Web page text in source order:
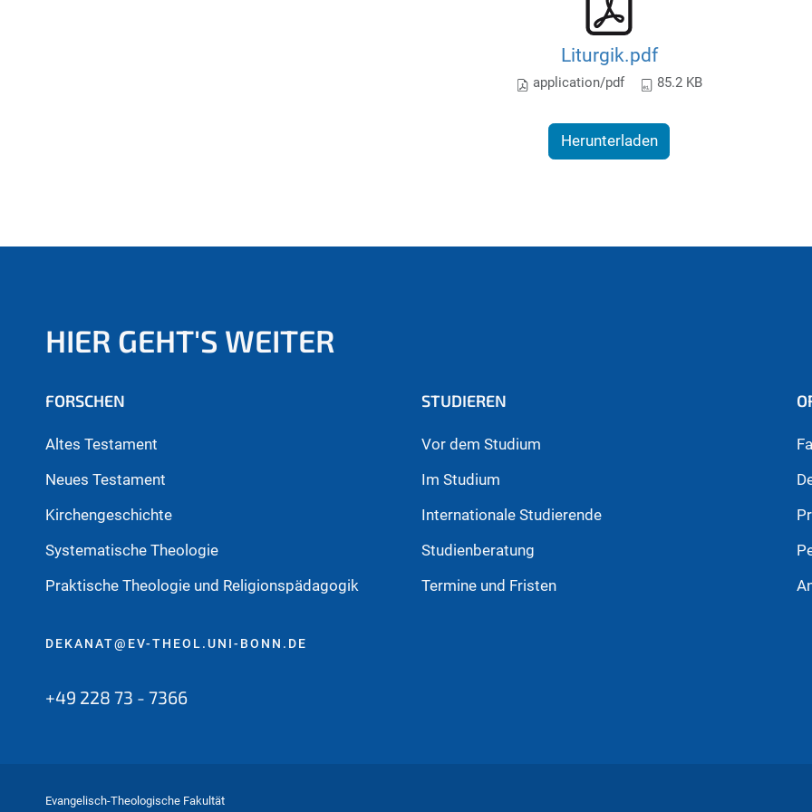
Liturgik.pdf
application/pdf 85.2 KB
Herunterladen
HIER GEHT'S WEITER
FORSCHEN
Altes Testament
Neues Testament
Kirchengeschichte
Systematische Theologie
Praktische Theologie und Religionspädagogik
STUDIEREN
Vor dem Studium
Im Studium
Internationale Studierende
Studienberatung
Termine und Fristen
DEKANAT@EV-THEOL.UNI-BONN.DE
+49 228 73 - 7366
Evangelisch-Theologische Fakultät